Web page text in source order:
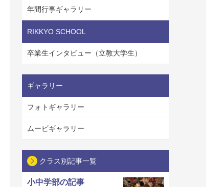
年間行事ギャラリー
RIKKYO SCHOOL
卒業生インタビュー（立教大学生）
ギャラリー
フォトギャラリー
ムービギャラリー
クラス別記事一覧
小中学部の記事